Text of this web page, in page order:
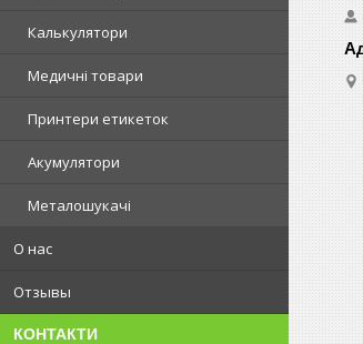
Калькулятори
Медичні товари
Принтери етикеток
Акумулятори
Металошукачі
О нас
Отзывы
КОНТАКТИ